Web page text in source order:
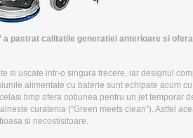
a pastrat calitatile generatiei anterioare si
si uscate intr-o singura trecere, iar designul
alimentate cu baterie sunt echipate acum
timp ofera optiunea pentru un jet temporar
curatenia (“Green meets clean”). Astfel
si necostisitoare.